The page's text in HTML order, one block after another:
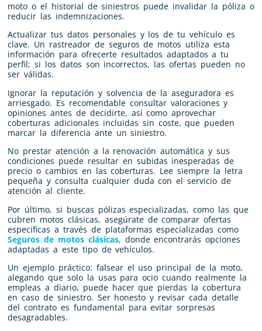
moto o el historial de siniestros puede invalidar la póliza o
reducir las indemnizaciones.
Actualizar tus datos personales y los de tu vehículo es
clave. Un rastreador de seguros de motos utiliza esta
información para ofrecerte resultados adaptados a tu
perfil; si los datos son incorrectos, las ofertas pueden no
ser válidas.
Ignorar la reputación y solvencia de la aseguradora es
arriesgado. Es recomendable consultar valoraciones y
opiniones antes de decidirte, así como aprovechar
coberturas adicionales incluidas sin coste, que pueden
marcar la diferencia ante un siniestro.
No prestar atención a la renovación automática y sus
condiciones puede resultar en subidas inesperadas de
precio o cambios en las coberturas. Lee siempre la letra
pequeña y consulta cualquier duda con el servicio de
atención al cliente.
Por último, si buscas pólizas especializadas, como las que
cubren motos clásicas, asegúrate de comparar ofertas
específicas a través de plataformas especializadas como
Seguros de motos clásicas, donde encontrarás opciones
adaptadas a este tipo de vehículos.
Un ejemplo práctico: falsear el uso principal de la moto,
alegando que solo la usas para ocio cuando realmente la
empleas a diario, puede hacer que pierdas la cobertura
en caso de siniestro. Ser honesto y revisar cada detalle
del contrato es fundamental para evitar sorpresas
desagradables.